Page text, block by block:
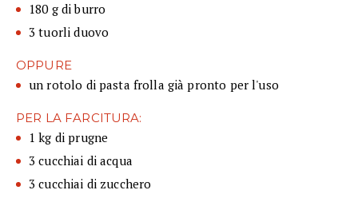
180 g di burro
3 tuorli duovo
OPPURE
un rotolo di pasta frolla già pronto per l'uso
PER LA FARCITURA:
1 kg di prugne
3 cucchiai di acqua
3 cucchiai di zucchero